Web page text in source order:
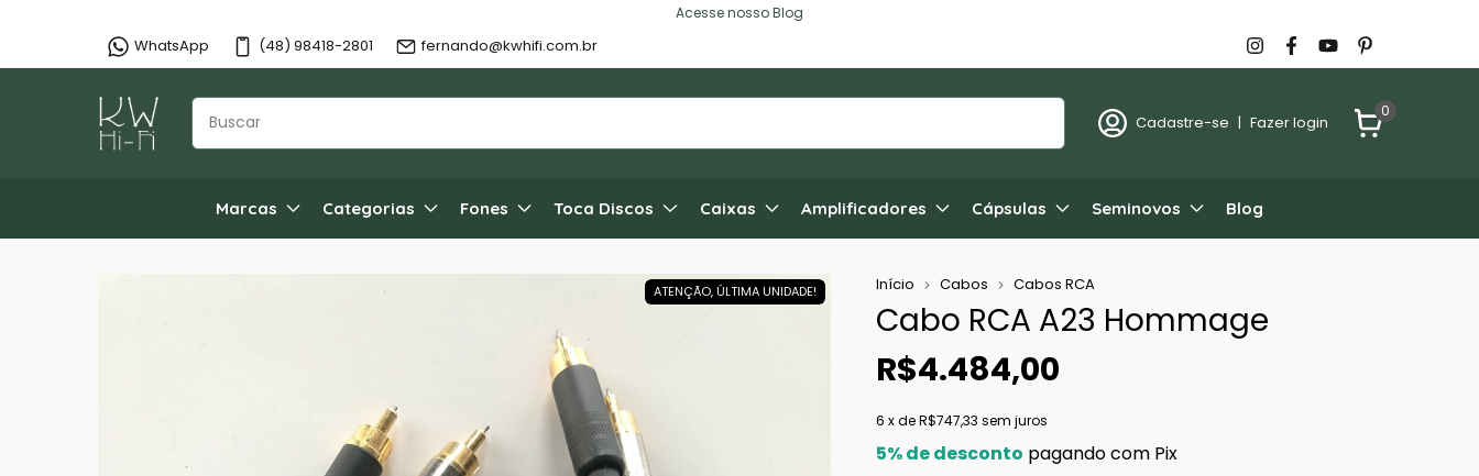
Acesse nosso Blog
WhatsApp (48) 98418-2801 fernando@kwhifi.com.br
Cadastre-se | Fazer login
0
Marcas Categorias Fones Toca Discos Caixas Amplificadores Cápsulas Seminovos Blog
ATENÇÃO, ÚLTIMA UNIDADE! Início Cabos Cabos RCA
Cabo RCA A23 Hommage
R$4.484,00
6 x deR$747,33 sem juros
5% de desconto pagando com Pix